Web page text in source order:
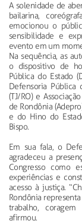
A solenidade de
bailarina,
emocionou o
sensibilidade e
evento em um
Na sequência, as
o dispositivo de
Pública do Estado
Defensoria Pública
(TJ/RO) e
de Rondônia
e do Hino do
Bispo.
Em sua fala, o
agradeceu a
Congresso como
experiências e
acesso à justiça.
Rondônia
trabalho,
afirmou.